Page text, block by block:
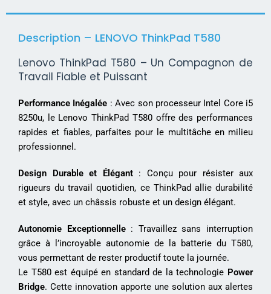
Description – LENOVO ThinkPad T580
Lenovo ThinkPad T580 – Un Compagnon de
Travail Fiable et Puissant
Performance Inégalée : Avec son processeur Intel Core i5
8250u, le Lenovo ThinkPad T580 offre des performances
rapides et fiables, parfaites pour le multitâche en milieu
professionnel.
Design Durable et Élégant: Conçu pour résister aux
rigueurs du travail quotidien, ce ThinkPad allie durabilité
et style, avec un châssis robuste et un design élégant.
Autonomie Exceptionnelle: Travaillez sans interruption
grâce à l’incroyable autonomie de la batterie du T580,
vous permettant de rester productif toute la journée.
Le T580 est équipé en standard de la technologie Power
Bridge. Cette innovation apporte une solution aux alertes